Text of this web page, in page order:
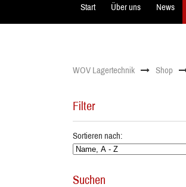
Start Über uns News
WOV Lagertechnik Shop
Filter
Sortieren nach:
Suchen